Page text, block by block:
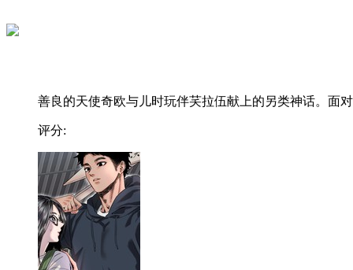
善良的天使奇欧与儿时玩伴芺拉伍献上的另类神话。面
评分: